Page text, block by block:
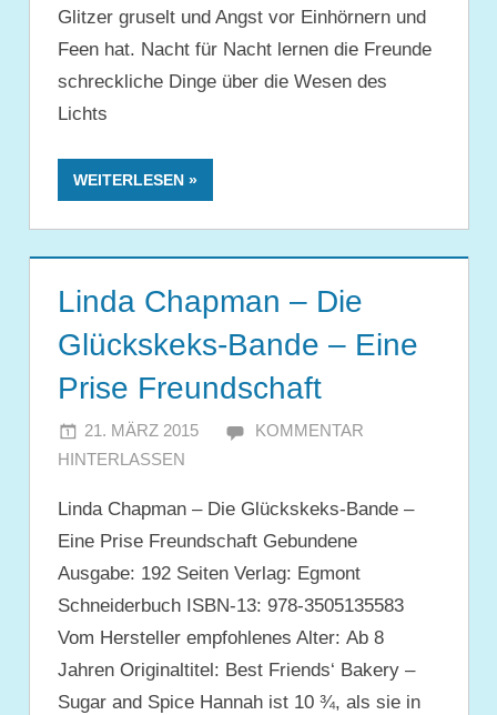
Glitzer gruselt und Angst vor Einhörnern und
Feen hat. Nacht für Nacht lernen die Freunde
schreckliche Dinge über die Wesen des
Lichts
WEITERLESEN
Linda Chapman – Die
Glückskeks-Bande – Eine
Prise Freundschaft
21. MÄRZ 2015 JULIA
KOMMENTAR
HINTERLASSEN
Linda Chapman – Die Glückskeks-Bande –
Eine Prise Freundschaft Gebundene
Ausgabe: 192 Seiten Verlag: Egmont
Schneiderbuch ISBN-13: 978-3505135583
Vom Hersteller empfohlenes Alter: Ab 8
Jahren Originaltitel: Best Friends‘ Bakery –
Sugar and Spice Hannah ist 10 ¾, als sie in